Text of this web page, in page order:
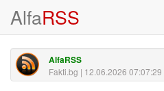
AlfaRSS
AlfaRSS
Fakti.bg | 12.06.2026 07:07:29